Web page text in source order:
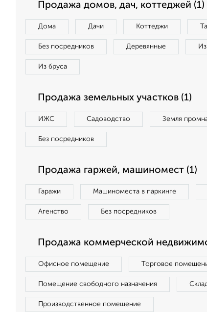
Продажа домов, дач, коттеджей (1)
Дома Дачи Коттеджи
Без посредников Деревянные
Из бруса
Продажа земельных участков (1)
ИЖС Садоводство Земля
Без посредников
Продажа гаржей, машиномест (1)
Гаражи Машиноместа в паркинге
Агенство Без посредников
Продажа коммерческой
Офисное помещение Торговое
Помещение свободного назначения
Производственное помещение